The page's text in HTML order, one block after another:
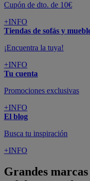
Cupón de dto. de 10€
+INFO
Tiendas de sofás y
¡Encuentra la tuya!
+INFO
Tu cuenta
Promociones exclusivas
+INFO
El blog
Busca tu inspiración
+INFO
Grandes marcas